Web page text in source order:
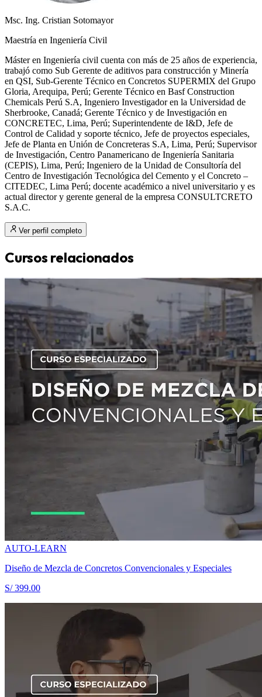
Msc. Ing. Cristian Sotomayor
Maestría en Ingeniería Civil
Máster en Ingeniería civil cuenta con más de 25 años de experiencia,
trabajó como Sub Gerente de aditivos para construcción y Minería
en QSI, Sub-Gerente Técnico en Concretos SUPERMIX del Grupo
Gloria, Arequipa, Perú; Gerente Técnico en Basf Construction
Chemicals Perú S.A, Ingeniero Investigador en la Universidad de
Sherbrooke, Canadá; Gerente Técnico y de Investigación en
CONCRETEC, Lima, Perú; Superintendente de I&D, Jefe de
Control de Calidad y soporte técnico, Jefe de proyectos especiales,
Jefe de Planta en Unión de Concreteras S.A, Lima, Perú; Supervisor
de Investigación, Centro Panamericano de Ingeniería Sanitaria
(CEPIS), Lima, Perú; Ingeniero de la Unidad de Consultoría del
Centro de Investigación Tecnológica del Cemento y el Concreto –
CITEDEC, Lima Perú; docente académico a nivel universitario y es
actual director y gerente general de la empresa CONSULTCRETO
S.A.C.
Ver perfil completo
Cursos relacionados
AUTO-LEARN
Diseño de Mezcla de Concretos Convencionales y Especiales
S/ 399.00